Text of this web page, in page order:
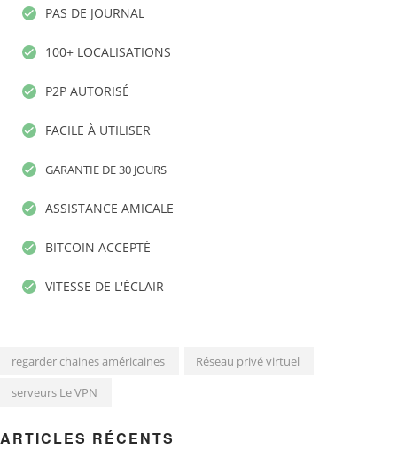
PAS DE JOURNAL
100+ LOCALISATIONS
P2P AUTORISÉ
FACILE À UTILISER
GARANTIE DE 30 JOURS
ASSISTANCE AMICALE
BITCOIN ACCEPTÉ
VITESSE DE L'ÉCLAIR
regarder chaines américaines
Réseau privé virtuel
serveurs Le VPN
ARTICLES RÉCENTS